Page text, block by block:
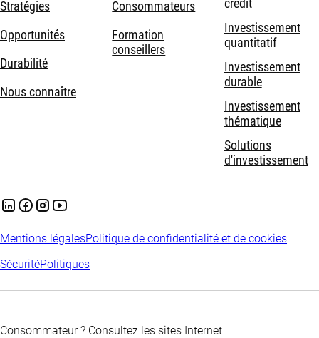
Stratégies
Opportunités
Durabilité
Nous connaître
Consommateurs
Formation
conseillers
crédit
Investissement
quantitatif
Investissement
durable
Investissement
thématique
Solutions
d'investissement
Mentions légalesPolitique de confidentialité et de cookies
SécuritéPolitiques
Consommateur ? Consultez les sites Internet